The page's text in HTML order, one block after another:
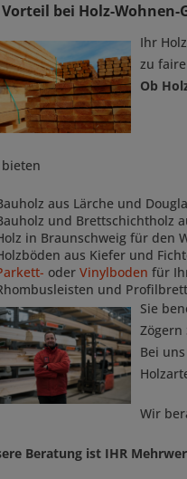
bei Holz-
Ihr
zu
Ob
aus Lärche und
und Brettschichtholz
in Braunschweig für den
aus Kiefer und
oder Vinylboden für
und
Sie
Bei
Wir
Beratung ist IHR